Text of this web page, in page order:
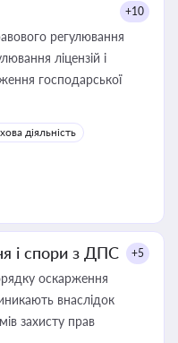
+10
регулювання
ліцензій і
господарської
діяльність
і спори з ДПС +5
оскарження
внаслідок
захисту прав